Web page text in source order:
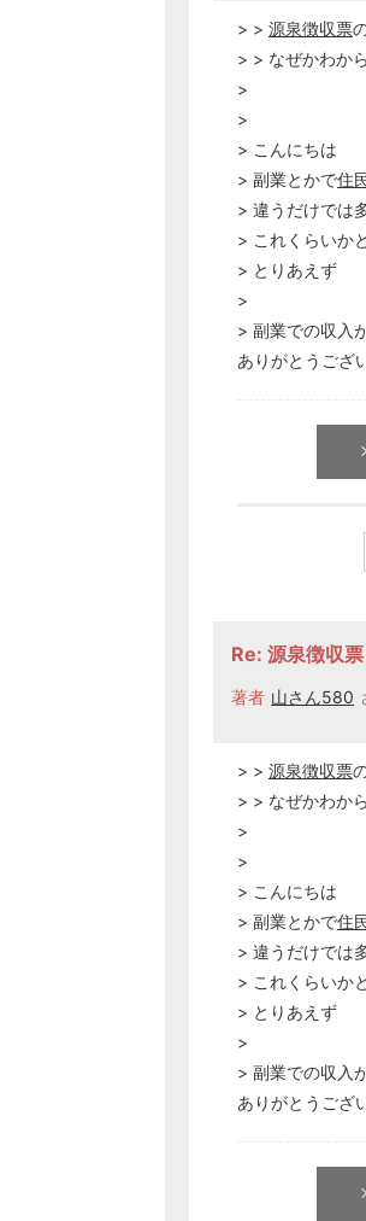
> > 源泉徴収票
> > なぜかわか
>
>
> こんにちは
> 副業とかで住
> 違うだけでは
> これくらいかと
> とりあえず
>
> 副業での収入
ありがとうござ
Re: 源泉徴収
著者 山さん580
> > 源泉徴収票
> > なぜかわか
>
>
> こんにちは
> 副業とかで住
> 違うだけでは
> これくらいかと
> とりあえず
>
> 副業での収入
ありがとうござ